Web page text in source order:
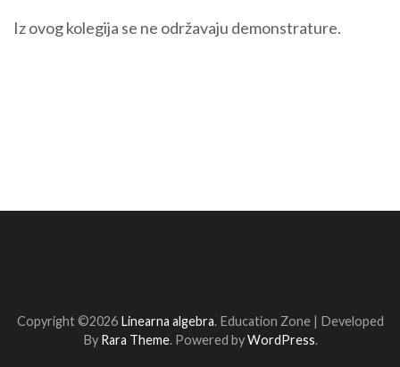
Iz ovog kolegija se ne održavaju demonstrature.
Copyright ©2026 Linearna algebra. Education Zone | Developed
By Rara Theme. Powered byWordPress.